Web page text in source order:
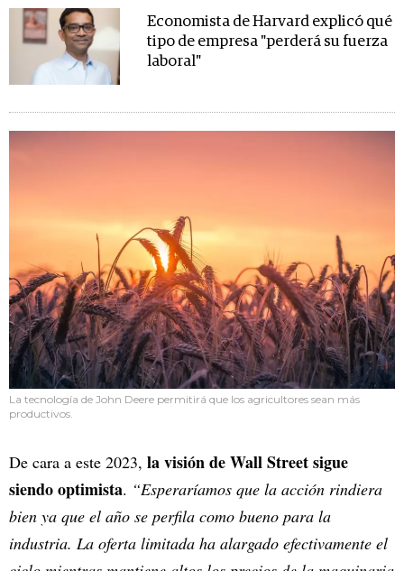
Economista de Harvard explicó qué
tipo de empresa "perderá su fuerza
laboral"
La tecnología de John Deere permitirá que los agricultores sean más
productivos.
De cara a este 2023, la visión de Wall Street sigue
siendo optimista. “Esperaríamos que la acción rindiera
bien ya que el año se perfila como bueno para la
industria. La oferta limitada ha alargado efectivamente el